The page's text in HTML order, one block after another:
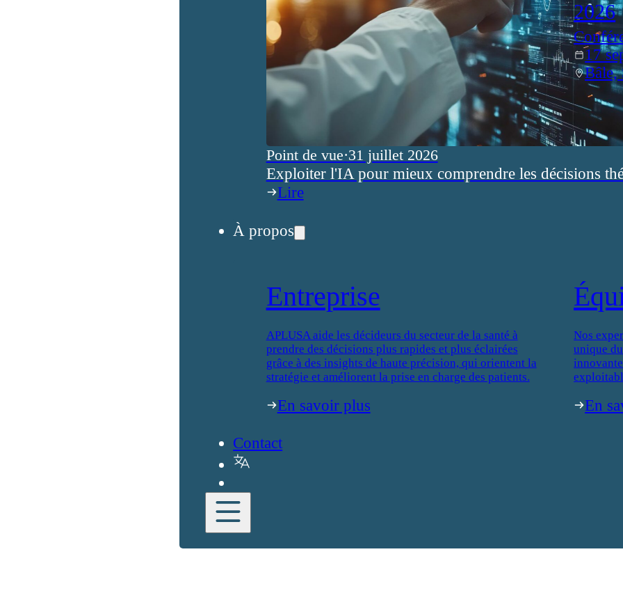
Point de vue·31 juillet 2026
Exploiter l'IA pour mieux comprendre les décisions
Lire
2026
17
Bâle,
À propos
Entreprise
APLUSA aide les décideurs du secteur de la santé à
prendre des décisions plus rapides et plus éclairées
grâce à des insights de haute précision, qui orientent la
stratégie et améliorent la prise en charge des patients.
En savoir plus
Nos
unique
En
Contact